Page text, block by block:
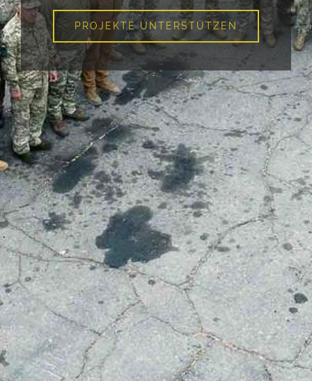
PROJEKTE UNTERSTÜTZEN